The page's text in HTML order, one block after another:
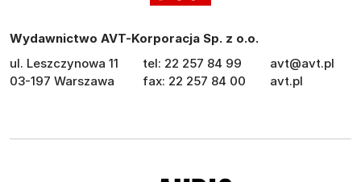
Wydawnictwo AVT-Korporacja Sp. z o.o.
ul. Leszczynowa 11
03-197 Warszawa
tel: 22 257 84 99
fax: 22 257 84 00
avt@avt.pl
avt.pl